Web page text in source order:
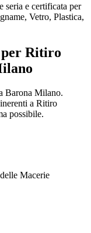
seria e certificata per
Vetro, Plastica,
Ritiro
Macerie